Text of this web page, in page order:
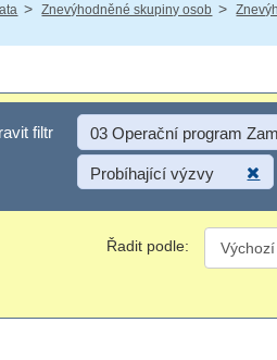
/ Znevýhodněné skupiny osob /
filtr
filtr 03 Operační program
Probíhající výzvy
Řadit podle: